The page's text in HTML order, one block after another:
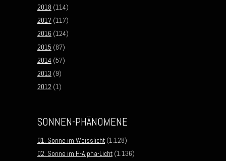
2018 (114)
2017 (117)
2016 (124)
2015 (87)
2014 (57)
2013 (9)
2012 (1)
SONNEN-PHÄNOMENE
01. Sonne im Weisslicht (1.128)
02. Sonne im H-Alpha-Licht (1.136)